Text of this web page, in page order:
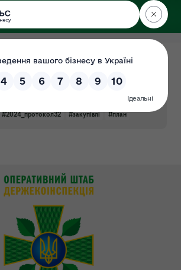
ДЕРЖЕКОІНСПЕКЦІЯ
Поліського округу
(затверджено в.о уповноваженої
особи від 23.07.2024 протокол №32)
#2024_протокол32 #закупівлі #план